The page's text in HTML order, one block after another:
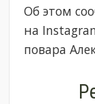
Об этом
на
повара